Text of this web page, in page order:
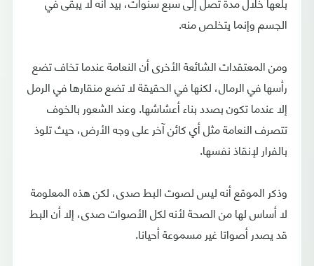
الجسم وإنما يتخلص منه.
ومن المعتقدات الشائعة الأخرى أن النعامة عندما تخاف تضع
رأسها في الرمال، لكنها في الحقيقة لا تضع منقارها في الرمل
إلا عندما تكون بصدد بناء أعشاشها. وعند الشعور بالخوف
تتصرف النعامة مثل أي كائن آخر على وجه الأرض، حيث تلوذ
بالفرار لإنقاذ نفسها.
وذكر الموقع أنه ليس لصوت البط صدى، لكن هذه المعلومة
لا أساس لها من الصحة لأنه لكل الأصوات صدى، إلا أن البط
قد يصدر أصواتا غير مسموعة أحيانا.